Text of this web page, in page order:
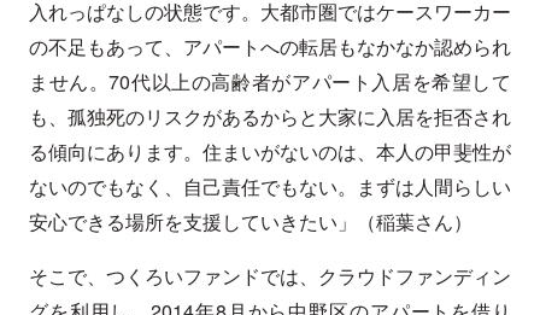
入れっぱなしの状態です。大都市圏ではケースワーカー
の不足もあって、アパートへの転居もなかなか認められ
ません。70代以上の高齢者がアパート入居を希望して
も、孤独死のリスクがあるからと大家に入居を拒否され
る傾向にあります。住まいがないのは、本人の甲斐性が
ないのでもなく、自己責任でもない。まずは人間らしい
安心できる場所を支援していきたい」（稲葉さん）
そこで、つくろいファンドでは、クラウドファンディン